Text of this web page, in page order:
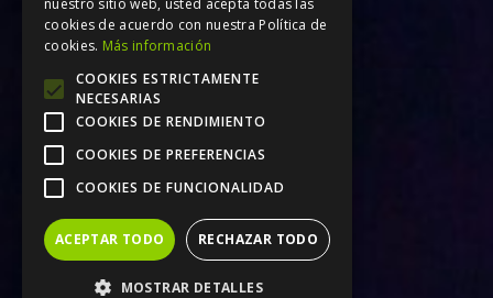
nuestro sitio web, usted acepta todas las
cookies de acuerdo con nuestra Política de
cookies. Más información
COOKIES ESTRICTAMENTE
NECESARIAS
COOKIES DE RENDIMIENTO
COOKIES DE PREFERENCIAS
COOKIES DE FUNCIONALIDAD
ACEPTAR TODO RECHAZAR TODO
MOSTRAR DETALLES